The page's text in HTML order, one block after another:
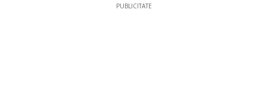
PUBLICITATE